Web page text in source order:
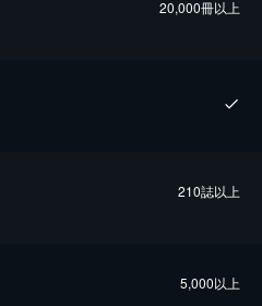
20,000冊以上
210誌以上
5,000以上